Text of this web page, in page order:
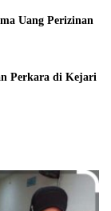
Uang Perizinan
Perkara di Kejari